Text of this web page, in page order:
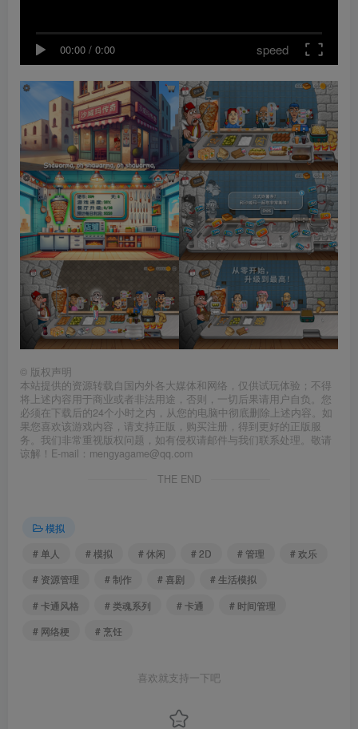
00:00 / 0:00 speed
© 版权声明
本站提供的资源转载自国内外各大媒体和网络，仅供试玩体验；不得
将上述内容用于商业或者非法用途，否则，一切后果请用户自负。您
必须在下载后的24个小时之内，从您的电脑中彻底删除上述内容。如
果您喜欢该游戏内容，请支持正版，购买注册，得到更好的正版服
务。我们非常重视版权问题，如有侵权请邮件与我们联系处理。敬请
谅解！E-mail：mengyagame@qq.com
THE END
模拟
# 单人
# 模拟 # 休闲 # 2D # 管理
# 欢乐
# 资源管理
# 制作 # 喜剧
# 生活模拟
# 卡通风格
# 类魂系列 # 卡通
# 时间管理
# 网络梗
# 烹饪
喜欢就支持一下吧